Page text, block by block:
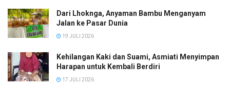
Dari Lhoknga, Anyaman Bambu Menganyam
Jalan ke Pasar Dunia
19 JULI 2026
Kehilangan Kaki dan Suami, Asmiati Menyimpan
Harapan untuk Kembali Berdiri
17 JULI 2026